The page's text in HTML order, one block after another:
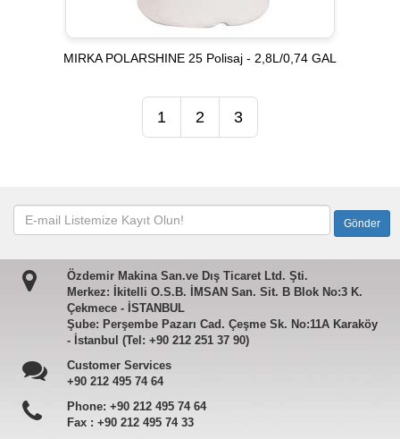
MIRKA POLARSHINE 25 Polisaj - 2,8L/0,74 GAL
1 2 3
Özdemir Makina San.ve Dış Ticaret Ltd. Şti.
Merkez: İkitelli O.S.B. İMSAN San. Sit. B Blok No:3 K.
Çekmece - İSTANBUL
Şube: Perşembe Pazarı Cad. Çeşme Sk. No:11A Karaköy
- İstanbul (Tel: +90 212 251 37 90)
Customer Services
+90 212 495 74 64
Phone: +90 212 495 74 64
Fax : +90 212 495 74 33